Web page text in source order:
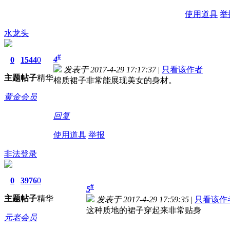
使用道具 举
水龙头
0
主题
1544
帖子
0
精华
黄金会员
4#
发表于 2017-4-29 17:17:37 | 只看该作者
棉质裙子非常能展现美女的身材。
回复
使用道具 举报
非法登录
0
主题
3976
帖子
0
精华
元老会员
5#
发表于 2017-4-29 17:59:35 | 只看该作
这种质地的裙子穿起来非常贴身